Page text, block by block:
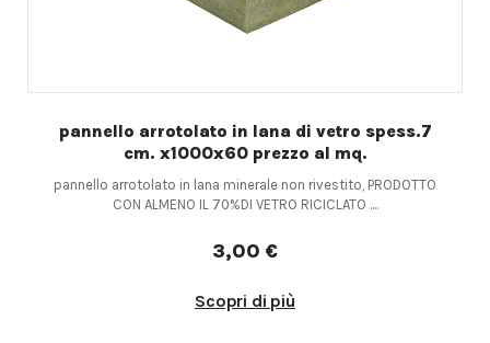
pannello arrotolato in lana di vetro spess.7
cm. x1000x60 prezzo al mq.
pannello arrotolato in lana minerale non rivestito, PRODOTTO
CON ALMENO IL 70%DI VETRO RICICLATO ....
3,00 €
Scopri di più